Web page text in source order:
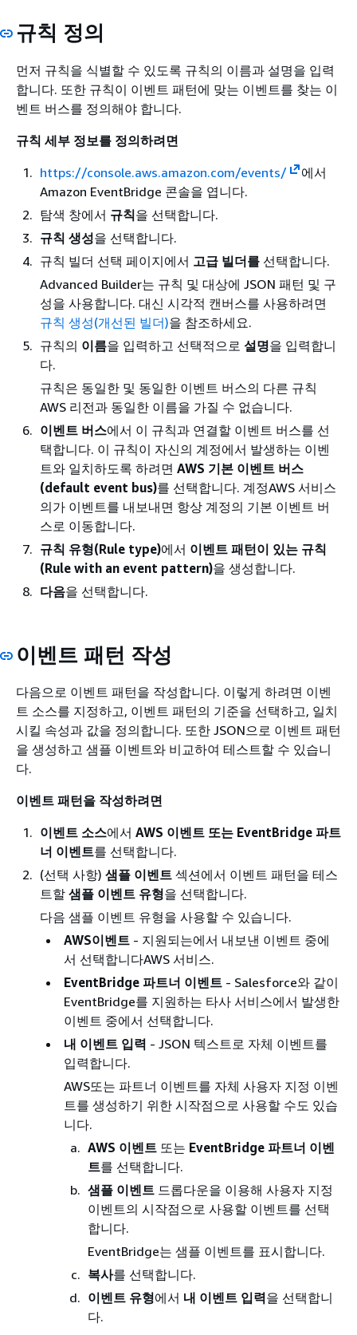
규칙 정의
먼저 규칙을 식별할 수 있도록 규칙의 이름과 설명을 입력
합니다. 또한 규칙이 이벤트 패턴에 맞는 이벤트를 찾는 이
벤트 버스를 정의해야 합니다.
규칙 세부 정보를 정의하려면
https://console.aws.amazon.com/events/
에서
Amazon EventBridge 콘솔을 엽니다.
탐색 창에서 규칙을 선택합니다.
규칙 생성을 선택합니다.
규칙 빌더 선택 페이지에서 고급 빌더를 선택합니다.
Advanced Builder는 규칙 및 대상에 JSON 패턴 및 구
성을 사용합니다. 대신 시각적 캔버스를 사용하려면
규칙 생성(개선된 빌더)을 참조하세요.
규칙의 이름을 입력하고 선택적으로 설명을 입력합니
다.
규칙은 동일한 및 동일한 이벤트 버스의 다른 규칙
AWS 리전과 동일한 이름을 가질 수 없습니다.
이벤트 버스에서 이 규칙과 연결할 이벤트 버스를 선
택합니다. 이 규칙이 자신의 계정에서 발생하는 이벤
트와 일치하도록 하려면 AWS 기본 이벤트 버스
(default event bus)를 선택합니다. 계정AWS 서비스
의가 이벤트를 내보내면 항상 계정의 기본 이벤트 버
스로 이동합니다.
규칙 유형(Rule type)에서 이벤트 패턴이 있는 규칙
(Rule with an event pattern)을 생성합니다.
다음을 선택합니다.
이벤트 패턴 작성
다음으로 이벤트 패턴을 작성합니다. 이렇게 하려면 이벤
트 소스를 지정하고, 이벤트 패턴의 기준을 선택하고, 일치
시킬 속성과 값을 정의합니다. 또한 JSON으로 이벤트 패턴
을 생성하고 샘플 이벤트와 비교하여 테스트할 수 있습니
다.
이벤트 패턴을 작성하려면
이벤트 소스에서 AWS 이벤트 또는 EventBridge 파트
너 이벤트를 선택합니다.
(선택 사항) 샘플 이벤트 섹션에서 이벤트 패턴을 테스
트할 샘플 이벤트 유형을 선택합니다.
다음 샘플 이벤트 유형을 사용할 수 있습니다.
AWS이벤트 - 지원되는에서 내보낸 이벤트 중에
서 선택합니다AWS 서비스.
EventBridge 파트너 이벤트 - Salesforce와 같이
EventBridge를 지원하는 타사 서비스에서 발생한
이벤트 중에서 선택합니다.
내 이벤트 입력 - JSON 텍스트로 자체 이벤트를
입력합니다.
AWS또는 파트너 이벤트를 자체 사용자 지정 이벤
트를 생성하기 위한 시작점으로 사용할 수도 있습
니다.
AWS 이벤트 또는 EventBridge 파트너 이벤
트를 선택합니다.
샘플 이벤트 드롭다운을 이용해 사용자 지정
이벤트의 시작점으로 사용할 이벤트를 선택
합니다.
EventBridge는 샘플 이벤트를 표시합니다.
복사를 선택합니다.
이벤트 유형에서 내 이벤트 입력을 선택합니
다.